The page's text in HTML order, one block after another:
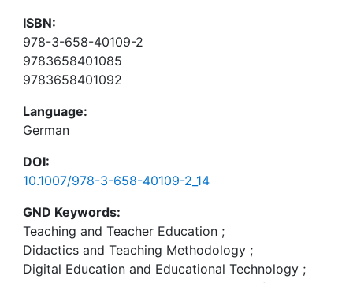
ISBN:
978-3-658-40109-2
9783658401085
9783658401092
Language:
German
DOI:
10.1007/978-3-658-40109-2_14
GND Keywords:
Teaching and Teacher Education ;
Didactics and Teaching Methodology ;
Digital Education and Educational Technology ;